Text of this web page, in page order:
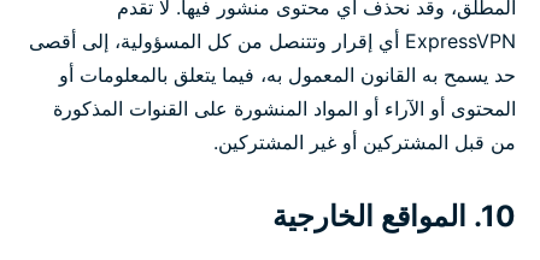
المطلق، وقد نحذف أي محتوى منشور فيها. لا تقدم
ExpressVPN أي إقرار وتتنصل من كل المسؤولية، إلى أقصى
حد يسمح به القانون المعمول به، فيما يتعلق بالمعلومات أو
المحتوى أو الآراء أو المواد المنشورة على القنوات المذكورة
من قبل المشتركين أو غير المشتركين.
10. المواقع الخارجية